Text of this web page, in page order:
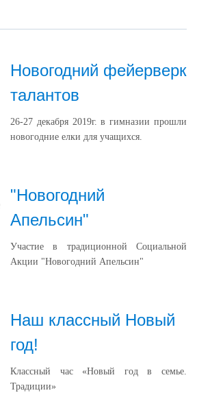
Новогодний фейерверк
талантов
26-27 декабря 2019г. в гимназии прошли
новогодние елки для учащихся.
"Новогодний
Апельсин"
Участие в традиционной Социальной
Акции "Новогодний Апельсин"
Наш классный Новый
год!
Классный час «Новый год в семье.
Традиции»